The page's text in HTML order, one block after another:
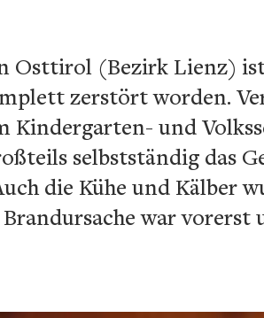
Osttirol (Bezirk Lienz)
zerstört worden.
Kindergarten- und
selbstständig das
die Kühe und Kälber
war vorerst